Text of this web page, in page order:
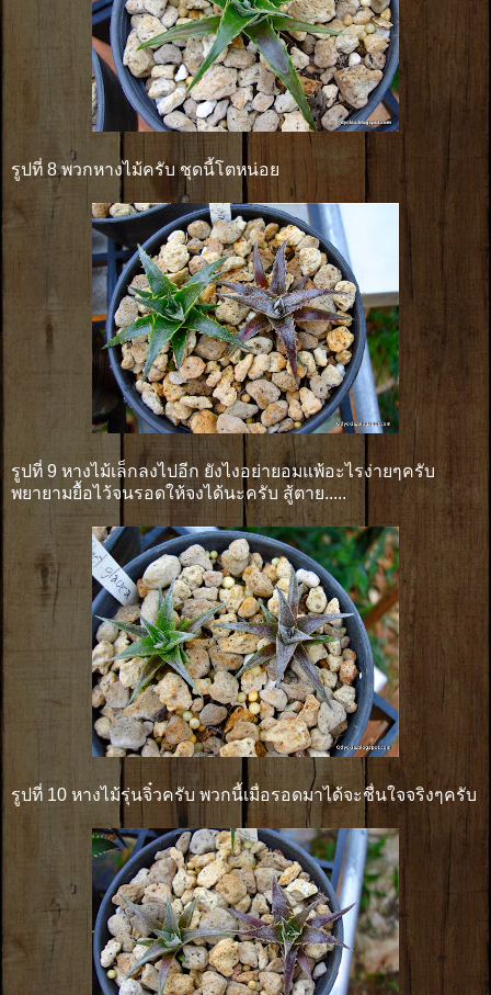
รูปที่ 8 พวกหางไม้ครับ ชุดนี้โตหน่อย
รูปที่ 9 หางไม้เล็กลงไปอีก ยังไงอย่ายอมแพ้อะไรง่ายๆครับ
พยายามยื้อไว้จนรอดให้จงได้นะครับ สู้ตาย.....
รูปที่ 10 หางไม้รุ่นจิ๋วครับ พวกนี้เมื่อรอดมาได้จะชื่นใจจริงๆครับ